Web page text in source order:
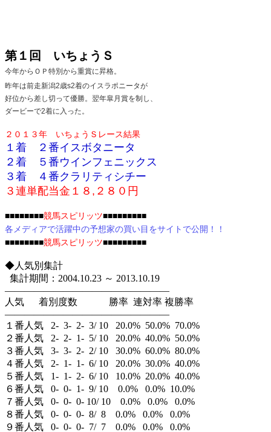
第１回 いちょうＳ
今年からＯＰ特別から重賞に昇格。
昨年は前走新潟2歳s2着のイスラポニータが
好位から差し切って優勝。翌年皐月賞を制し、
ダービーで2着に入った。
２０１３年 いちょうＳレース結果
１着 ２番イスボタニータ
２着 ５番ウインフェニックス
３着 ４番クラリティシチー
３連単配当金１８,２８０円
■■■■■■■■競馬スピリッツ■■■■■■■■■
各メディアで活躍中の予想家の買い目をサイトで公開！！
■■■■■■■■競馬スピリッツ■■■■■■■■■
◆人気別集計
集計期間：2004.10.23 ～ 2013.10.19
—————————————————
人気 着別度数 勝率 連対率 複勝率
—————————————————
１番人気 2- 3- 2- 3/ 10 20.0% 50.0% 70.0%
２番人気 2- 2- 1- 5/ 10 20.0% 40.0% 50.0%
３番人気 3- 3- 2- 2/ 10 30.0% 60.0% 80.0%
４番人気 2- 1- 1- 6/ 10 20.0% 30.0% 40.0%
５番人気 1- 1- 2- 6/ 10 10.0% 20.0% 40.0%
６番人気 0- 0- 1- 9/ 10 0.0% 0.0% 10.0%
７番人気 0- 0- 0- 10/ 10 0.0% 0.0% 0.0%
８番人気 0- 0- 0- 8/ 8 0.0% 0.0% 0.0%
９番人気 0- 0- 0- 7/ 7 0.0% 0.0% 0.0%